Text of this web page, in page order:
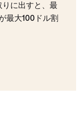
りに出すと、最
最大100ドル割